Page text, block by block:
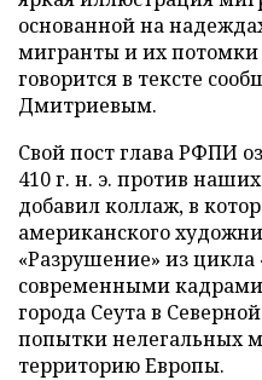
основанной на
мигранты и их потомки
говорится в тексте
Дмитриевым.
Свой пост глава РФПИ
410 г. н. э. против
добавил коллаж, в
американского
«Разрушение» из
современными
города Сеута в
попытки нелегальных
территорию Европы.